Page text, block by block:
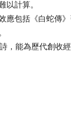
以計算。
應包括《白蛇傳
，能為歷代創收